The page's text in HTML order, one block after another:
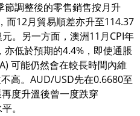
調整後的零售銷售按月升
而12月貿易順差亦升至114.37
。另一方面，澳洲11月CPI年
低於預期的4.4%，即使通脹
可能仍然會在較長時間內維
高。AUD/USD先在0.6680至
度升溫後曾一度跌穿
。